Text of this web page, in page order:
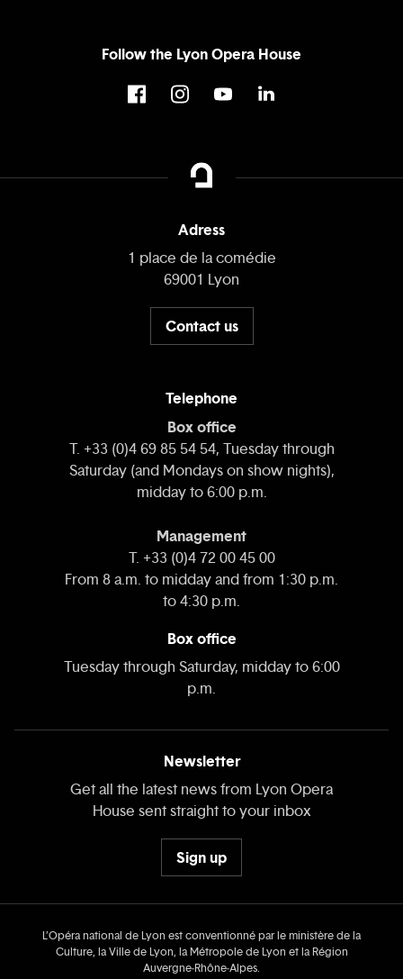
Follow the Lyon Opera House
Adress
1 place de la comédie
69001 Lyon
Contact us
Telephone
Box office
T. +33 (0)4 69 85 54 54, Tuesday through
Saturday (and Mondays on show nights),
midday to 6:00 p.m.
Management
T. +33 (0)4 72 00 45 00
From 8 a.m. to midday and from 1:30 p.m.
to 4:30 p.m.
Box office
Tuesday through Saturday, midday to 6:00
p.m.
Newsletter
Get all the latest news from Lyon Opera
House sent straight to your inbox
Sign up
L’Opéra national de Lyon est conventionné par le ministère de la
Culture, la Ville de Lyon, la Métropole de Lyon et la Région
Auvergne‑Rhône‑Alpes.